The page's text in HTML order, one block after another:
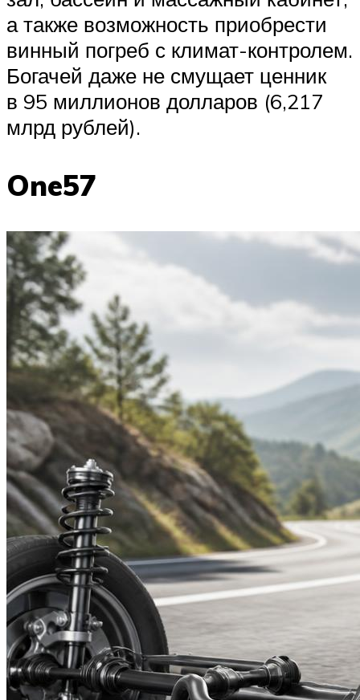
а также возможность приобрести
винный погреб с климат-контролем.
Богачей даже не смущает ценник
в 95 миллионов долларов (6,217
млрд рублей).
One57